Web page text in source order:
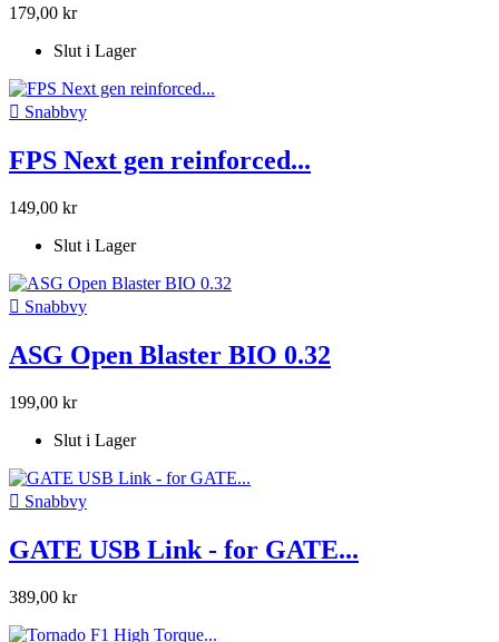
179,00 kr
Slut i Lager
 Snabbvy
FPS Next gen reinforced...
149,00 kr
Slut i Lager
 Snabbvy
ASG Open Blaster BIO 0.32
199,00 kr
Slut i Lager
 Snabbvy
GATE USB Link - for GATE...
389,00 kr